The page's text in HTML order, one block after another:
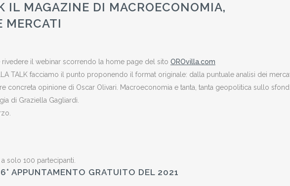
IL MAGAZINE DI MACROECONOMIA,
MERCATI
rivedere il webinar scorrendo la home page del sito OROvilla.com
TALK facciamo il punto proponendo il format originale: dalla puntuale analisi dei
concreta opinione di Oscar Olivari. Macroeconomia e tanta, tanta geopolitica sullo
di Graziella Gagliardi.
a solo 100 partecipanti.
APPUNTAMENTO GRATUITO DEL 2021